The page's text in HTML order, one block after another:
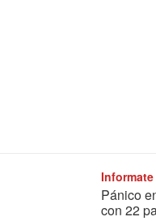
Informate
Pánico
con 22